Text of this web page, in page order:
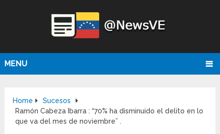
MENU
Home
Sucesos
Ramón Cabeza Ibarra : “70% ha disminuido el delito en lo
que va del mes de noviembre” .